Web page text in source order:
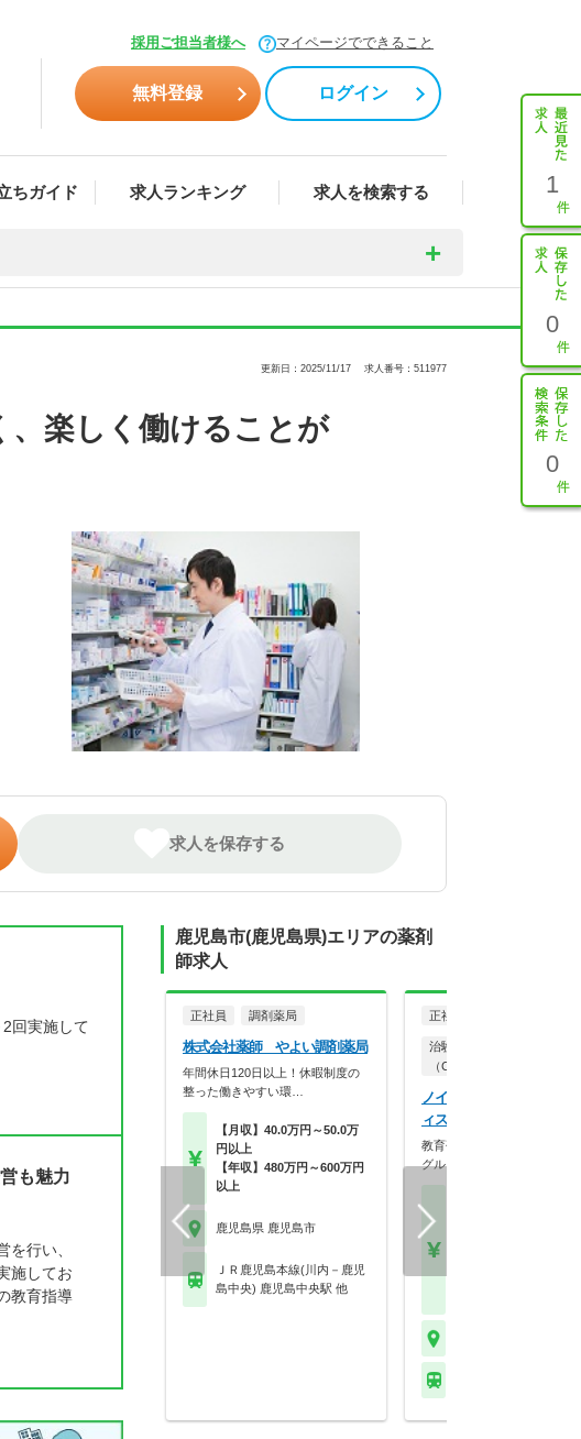
採用ご担当者様へ マイページでできること
無料登録 ログイン
ちガイド 求人ランキング 求人を検索する 1
0
0
更新日：2025/11/17 求人番号：511977
、楽しく働けることが
求人を保存する
回実施して
も魅力
行い、
施してお
教育指導
鹿児島市(鹿児島県)エリアの薬剤
師求人
正社員 調剤薬局
株式会社薬師 やよい調剤薬局
年間休日120日以上！休暇制度の
整った働きやすい環…
【月収】40.0万円～50.0万
円以上
【年収】480万円～600万円
以上
鹿児島県 鹿児島市
ＪＲ鹿児島本線(川内－鹿児
島中央) 鹿児島中央駅 他
正社員
治験コーディネーター
（CRC）
ノイエス株式会社 鹿児
ィス（鹿児島エリア担当）
教育研修制度が充実／エムス
グループでCRC募集…